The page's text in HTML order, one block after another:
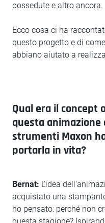
possedute e altro ancora.
Ecco cosa ci ha
questo progetto e di
abbiano aiutato a
Qual era il concept
questa animazione
strumenti Maxon
portarla in vita?
Bernat: L'idea
acquistato una
ho pensato: perché non